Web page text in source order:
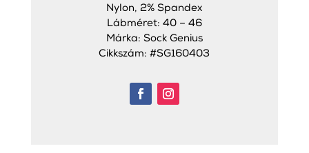
Nylon, 2% Spandex
Lábméret: 40 – 46
Márka: Sock Genius
Cikkszám: #SG160403